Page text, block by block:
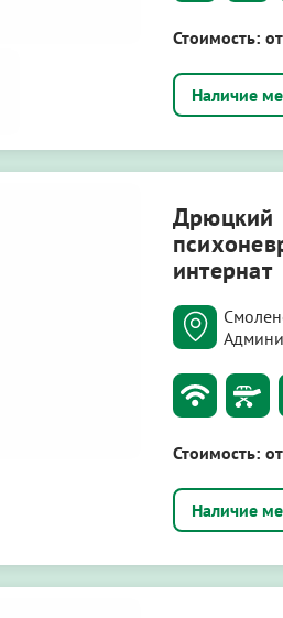
Стоимость: от
Дрюцкий
интернат
Стоимость: от